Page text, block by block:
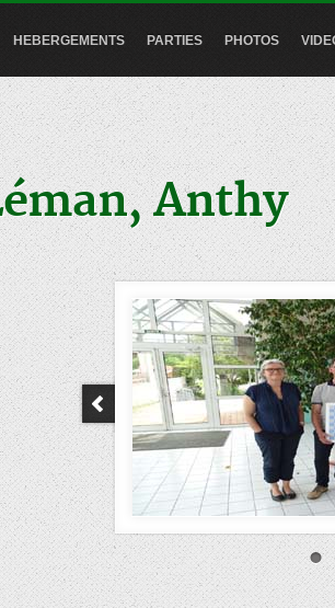
HEBERGEMENTS PARTIES PHOTOS
Anthy